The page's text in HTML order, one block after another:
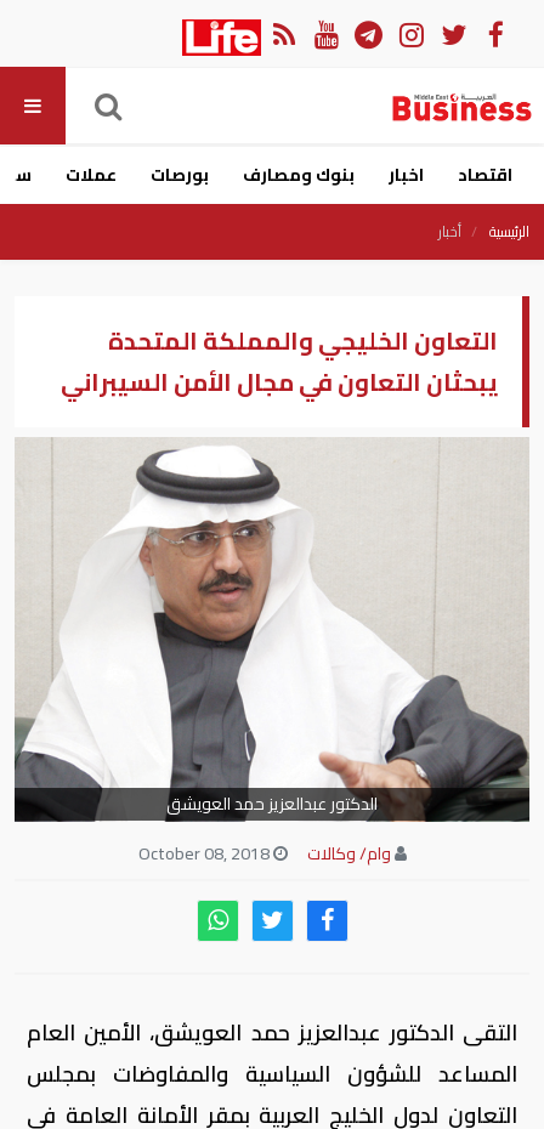
اقتصاد اخبار بنوك ومصارف بورصات عملات
الرئيسية أخبار
التعاون الخليجي والمملكة المتحدة
يبحثان التعاون في مجال الأمن السيبراني
الدكتور عبدالعزيز حمد العويشق
وام/ وكالات
October 08, 2018
التقى الدكتور عبدالعزيز حمد العويشق، الأمين العام
المساعد للشؤون السياسية والمفاوضات بمجلس
التعاون لدول الخليج العربية بمقر الأمانة العامة في